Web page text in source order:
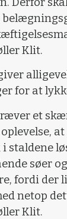
Klit.
for at
et
staldene
søer
fordi der
netop
Klit.